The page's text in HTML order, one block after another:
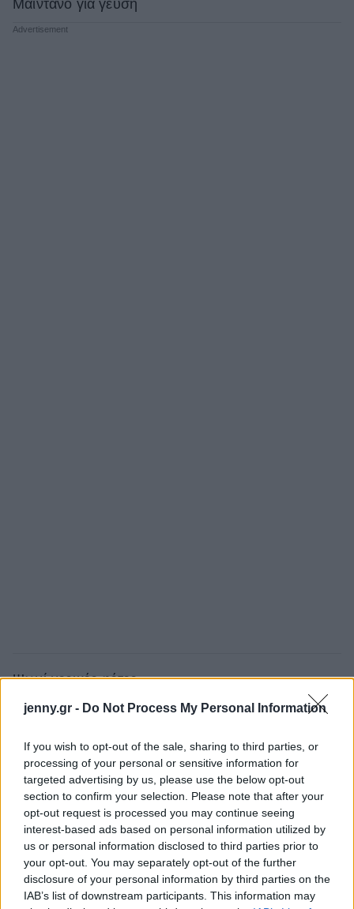
jenny.gr - Do Not Process My Personal Information
If you wish to opt-out of the sale, sharing to third parties, or
processing of your personal or sensitive information for
targeted advertising by us, please use the below opt-out
section to confirm your selection. Please note that after your
opt-out request is processed you may continue seeing
interest-based ads based on personal information utilized by
us or personal information disclosed to third parties prior to
your opt-out. You may separately opt-out of the further
disclosure of your personal information by third parties on the
IAB’s list of downstream participants. This information may
Μαϊντανό για γεύση
Ψωμί μερικές φέτες
Εκτέλεση
Ρίχνουμε το ελαιόλαδο σε μια κατσαρόλα σε μέτρια
φωτιά και, μόλις ζεσταθεί, προσθέτουμε το
κρεμμύδι και το σκόρδο και μαγειρεύουμε για
περίπου 4 λεπτά ή έως ότου το κρεμμύδι πάρει